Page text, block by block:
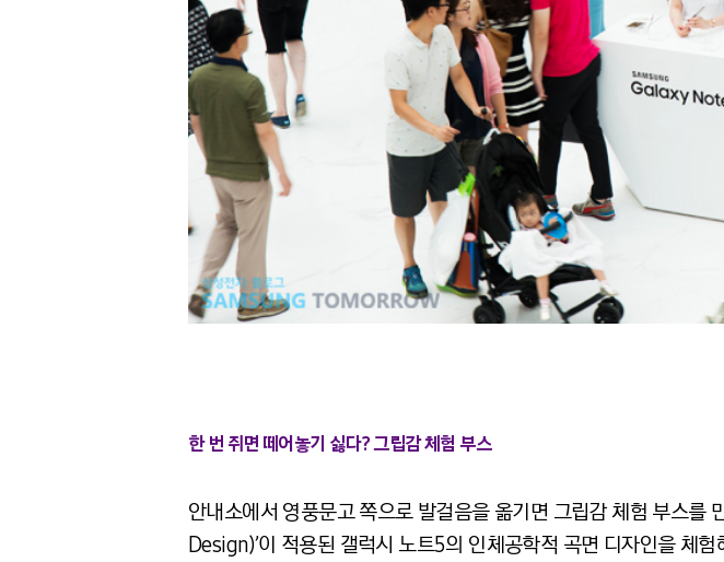
한 번 쥐면 떼어놓기 싫다? 그립감 체험 부스
안내소에서 영풍문고 쪽으로 발걸음을 옮기면 그립감 체험 부스를
Design)’이 적용된 갤럭시 노트5의 인체공학적 곡면 디자인을 체